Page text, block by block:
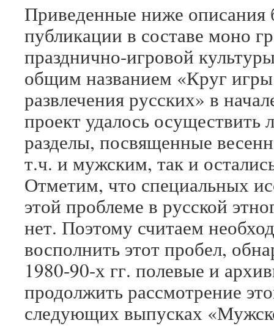
Приведенные ниже
публикации в составе моно
празднично-игровой
общим названием «Круг
развлечения русских» в
проект удалось
разделы, посвященные
т.ч. и мужским, так и
Отметим, что специальных
этой проблеме в русской
нет. Поэтому считаем
восполнить этот пробел,
1980-90-х гг. полевые и
продолжить рассмотрение
следующих выпусках